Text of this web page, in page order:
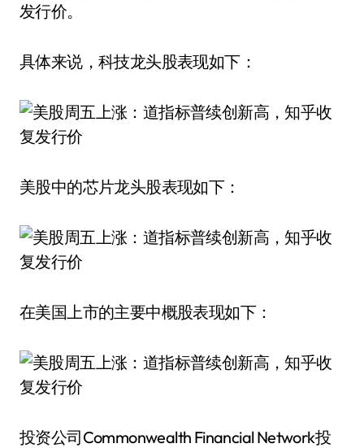
发行价。
具体来说，科技龙头股表现如下：
美股中的芯片龙头股表现如下：
在美国上市的主要中概股表现如下：
投资公司Commonwealth Financial Network投